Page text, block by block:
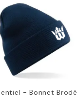
- Bonnet Brodé